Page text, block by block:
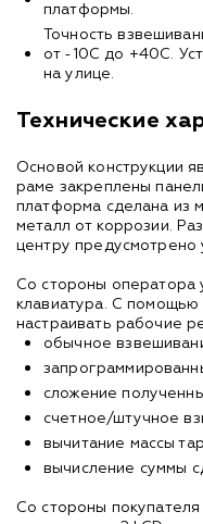
платформы.
Точность
от -10С до +40С.
на улице.
Технические
Основой конструкции
раме закреплены
платформа сделана из
металл от коррозии.
центру предусмотрено
Со стороны оператора
клавиатура. С
настраивать рабочие
обычное
сложение
счетное/штучное
вычитание массы
вычисление суммы
Со стороны